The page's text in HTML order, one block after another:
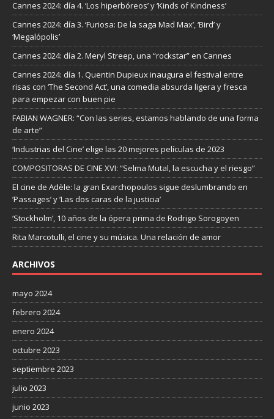
Cannes 2024: día 4. ‘Los hiperbóreos’ y ‘Kinds of Kindness’
Cannes 2024: día 3. ‘Furiosa: De la saga Mad Max’, ‘Bird’ y
‘Megalópolis’
Cannes 2024: día 2. Meryl Streep, una “rockstar” en Cannes
Cannes 2024: día 1. Quentin Dupieux inaugura el festival entre
risas con ‘The Second Act’, una comedia absurda ligera y fresca
para empezar con buen pie
FABIAN WAGNER: “Con las series, estamos hablando de una forma
de arte”
‘Industrias del Cine’ elige las 20 mejores películas de 2023
COMPOSITORAS DE CINE XVI: “Selma Mutal, la escucha y el riesgo”
El cine de Adèle: la gran Exarchopoulos sigue deslumbrando en
’Passages’ y ’Las dos caras de la justicia’
‘Stockholm’, 10 años de la ópera prima de Rodrigo Sorogoyen
Rita Marcotulli, el cine y su música. Una relación de amor
ARCHIVOS
mayo 2024
febrero 2024
enero 2024
octubre 2023
septiembre 2023
julio 2023
junio 2023